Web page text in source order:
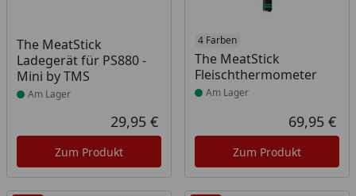
The MeatStick
Ladegerät für PS880 -
Mini by TMS
Produkt am Lager
Am Lager
Aktueller Preis
29,95 €
Zum Produkt
4 Farben
The MeatStick
Fleischthermometer
Produkt am Lager
Am Lager
69,95 €
Zum Produkt